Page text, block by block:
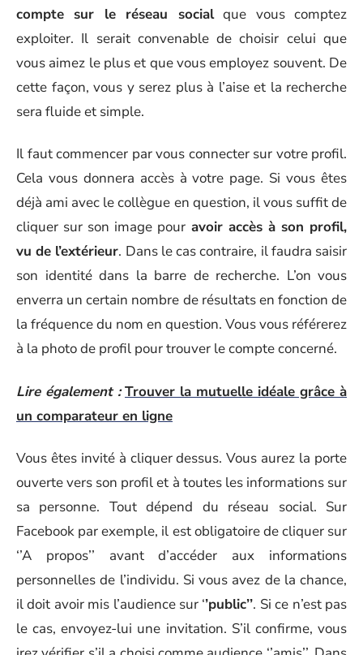
compte sur le réseau socialque vous comptez
exploiter. Il serait convenable de choisir celui que
vous aimez le plus et que vous employez souvent. De
cette façon, vous y serez plus à l’aise et la recherche
sera fluide et simple.
Il faut commencer par vous connecter sur votre profil.
Cela vous donnera accès à votre page. Si vous êtes
déjà ami avec le collègue en question, il vous suffit de
cliquer sur son image pour avoir accès à son profil,
vu de l’extérieur. Dans le cas contraire, il faudra saisir
son identité dans la barre de recherche. L’on vous
enverra un certain nombre de résultats en fonction de
la fréquence du nom en question. Vous vous référerez
à la photo de profil pour trouver le compte concerné.
Lire également : Trouver la mutuelle idéale grâce à
un comparateur en ligne
Vous êtes invité à cliquer dessus. Vous aurez la porte
ouverte vers son profil et à toutes les informations sur
sa personne. Tout dépend du réseau social. Sur
Facebook par exemple, il est obligatoire de cliquer sur
‘’A propos’’ avant d’accéder aux informations
personnelles de l’individu. Si vous avez de la chance,
il doit avoir mis l’audience sur ‘’public’’. Si ce n’est pas
le cas, envoyez-lui une invitation. S’il confirme, vous